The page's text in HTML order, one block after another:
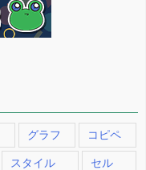
グラフ コピペ
スタイル セル